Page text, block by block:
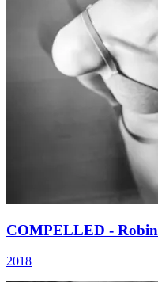
COMPELLED - Robin
2018